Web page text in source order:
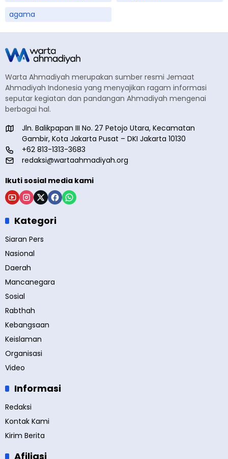
agama
Warta Ahmadiyah merupakan sumber resmi Jemaat
Ahmadiyah Indonesia yang menyajikan ragam informasi
seputar kegiatan dan pandangan Ahmadiyah mengenai
berbagai hal.
Jln. Balikpapan III No. 27 Petojo Utara, Kecamatan
Gambir, Kota Jakarta Pusat – DKI Jakarta 10130
+62 813-1313-3683
redaksi@wartaahmadiyah.org
Ikuti sosial media kami
Kategori
Siaran Pers
Nasional
Daerah
Mancanegara
Sosial
Rabthah
Kebangsaan
Keislaman
Organisasi
Video
Informasi
Redaksi
Kontak Kami
Kirim Berita
Afiliasi